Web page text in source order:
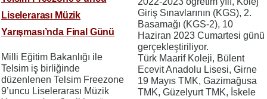
Liselerarası Müzik
Yarışması’nda Final Günü
Milli Eğitim Bakanlığı ile
Telsim iş birliğinde
düzenlenen Telsim Freezone
9’uncu Liselerarası Müzik
Giriş Sınavlarının (KGS), 2.
Basamağı (KGS-2), 10
Haziran 2023 Cumartesi günü
gerçekleştiriliyor.
Türk Maarif Koleji, Bülent
Ecevit Anadolu Lisesi, Girne
19 Mayıs TMK, Gazimağusa
TMK, Güzelyurt TMK, İskele